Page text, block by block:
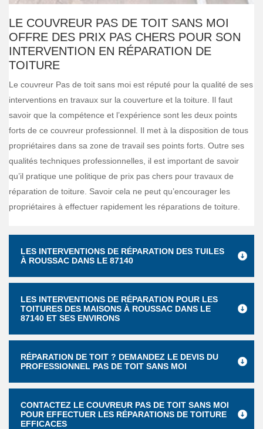
LE COUVREUR PAS DE TOIT SANS MOI
OFFRE DES PRIX PAS CHERS POUR SON
INTERVENTION EN RÉPARATION DE
TOITURE
Le couvreur Pas de toit sans moi est réputé pour la qualité de ses
interventions en travaux sur la couverture et la toiture. Il faut
savoir que la compétence et l’expérience sont les deux points
forts de ce couvreur professionnel. Il met à la disposition de tous
propriétaires dans sa zone de travail ses points forts. Outre ses
qualités techniques professionnelles, il est important de savoir
qu’il pratique une politique de prix pas chers pour travaux de
réparation de toiture. Savoir cela ne peut qu’encourager les
propriétaires à effectuer rapidement les réparations de toiture.
LES INTERVENTIONS DE RÉPARATION DES TUILES
À ROUSSAC DANS LE 87140
LES INTERVENTIONS DE RÉPARATION POUR LES
TOITURES DES MAISONS À ROUSSAC DANS LE
87140 ET SES ENVIRONS
RÉPARATION DE TOIT ? DEMANDEZ LE DEVIS DU
PROFESSIONNEL PAS DE TOIT SANS MOI
CONTACTEZ LE COUVREUR PAS DE TOIT SANS MOI
POUR EFFECTUER LES RÉPARATIONS DE TOITURE
EFFICACES